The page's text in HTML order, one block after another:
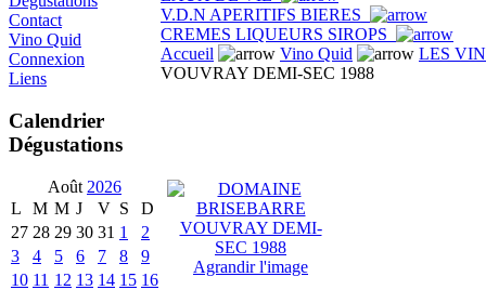
Contact
Vino Quid
Connexion
Liens
Calendrier
Dégustations
Août 2026
L
M M J V S
D
27 28 29 30 31 1
2
3
4 5 6 7 8
9
10 11 12 13 14 15 16
V.D.N APERITIFS BIERES
CREMES LIQUEURS SIROPS
Accueil
Vino Quid
LES
VOUVRAY DEMI-SEC 1988
Agrandir l'image